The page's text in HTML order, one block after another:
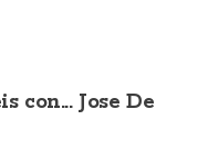
con... Jose De